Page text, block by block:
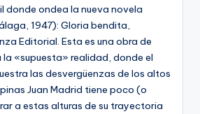
donde ondea la nueva novela
1947): Gloria bendita,
Editorial. Esta es una obra de
«supuesta» realidad, donde el
las desvergüenzas de los altos
Juan Madrid tiene poco (o
a estas alturas de su trayectoria